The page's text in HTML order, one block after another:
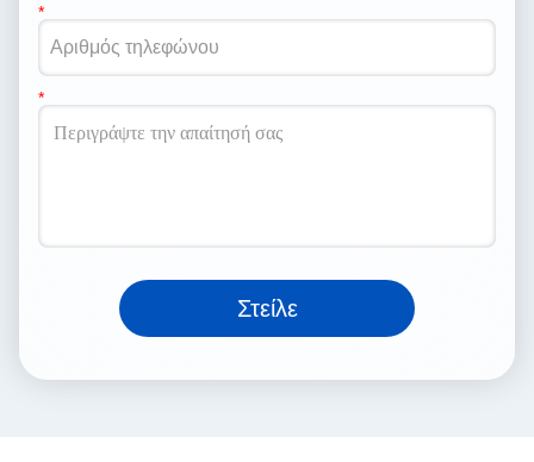
Στείλε